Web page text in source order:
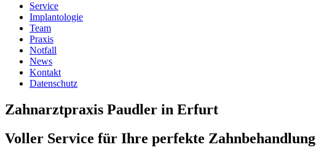
Service
Implantologie
Team
Praxis
Notfall
News
Kontakt
Datenschutz
Zahnarztpraxis Paudler in Erfurt
Voller Service für Ihre perfekte Zahnbehandlung